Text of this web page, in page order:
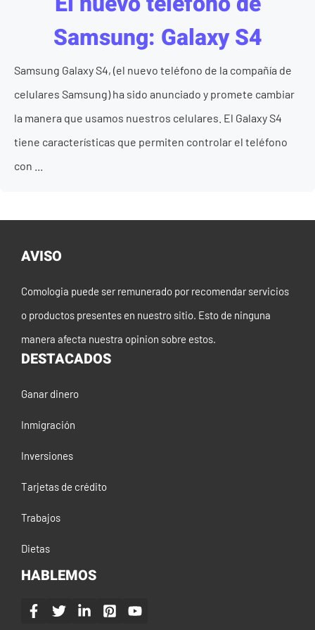
Samsung: Galaxy S4
Samsung Galaxy S4, (el nuevo teléfono de la compañía de
celulares Samsung) ha sido anunciado y promete cambiar
la manera que usamos nuestros celulares. El Galaxy S4
tiene características que permiten controlar el teléfono
con ...
AVISO
Comologia puede ser remunerado por recomendar servicios
o productos presentes en nuestro sitio. Esto de ninguna
manera afecta nuestra opinion sobre estos.
DESTACADOS
Ganar dinero
Inmigración
Inversiones
Tarjetas de crédito
Trabajos
Dietas
HABLEMOS